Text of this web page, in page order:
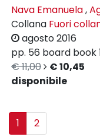
Nava Emanuela,
Collana Fuori
agosto 2016
pp. 56 board book
€ 11,00
€ 10,45
disponibile
1 2